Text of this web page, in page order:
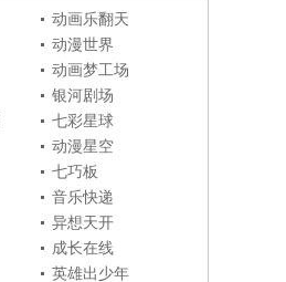
动画乐翻天
动漫世界
动画梦工场
银河剧场
七彩星球
动漫星空
七巧板
音乐快递
异想天开
成长在线
英雄出少年